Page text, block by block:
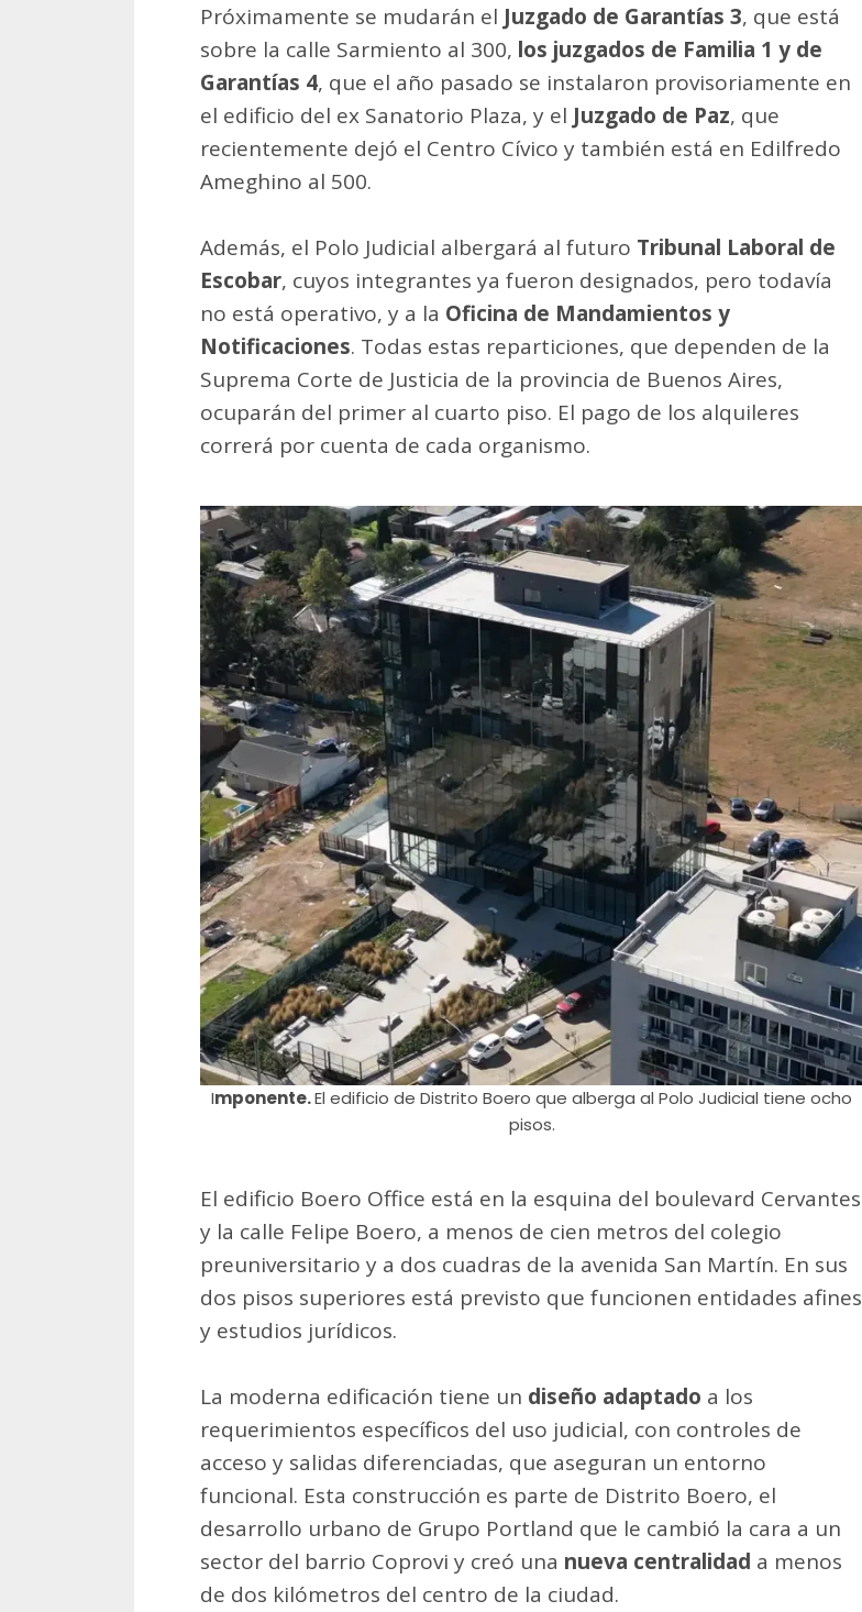
Próximamente se mudarán el Juzgado de Garantías 3, que está
sobre la calle Sarmiento al 300, los juzgados de Familia 1 y de
Garantías 4, que el año pasado se instalaron provisoriamente en
el edificio del ex Sanatorio Plaza, y el Juzgado de Paz, que
recientemente dejó el Centro Cívico y también está en Edilfredo
Ameghino al 500.
Además, el Polo Judicial albergará al futuro Tribunal Laboral de
Escobar, cuyos integrantes ya fueron designados, pero todavía
no está operativo, y a la Oficina de Mandamientos y
Notificaciones. Todas estas reparticiones, que dependen de la
Suprema Corte de Justicia de la provincia de Buenos Aires,
ocuparán del primer al cuarto piso. El pago de los alquileres
correrá por cuenta de cada organismo.
Imponente.El edificio de Distrito Boero que alberga al Polo Judicial tiene ocho
pisos.
El edificio Boero Office está en la esquina del boulevard Cervantes
y la calle Felipe Boero, a menos de cien metros del colegio
preuniversitario y a dos cuadras de la avenida San Martín. En sus
dos pisos superiores está previsto que funcionen entidades afines
y estudios jurídicos.
La moderna edificación tiene un diseño adaptado a los
requerimientos específicos del uso judicial, con controles de
acceso y salidas diferenciadas, que aseguran un entorno
funcional. Esta construcción es parte de Distrito Boero, el
desarrollo urbano de Grupo Portland que le cambió la cara a un
sector del barrio Coprovi y creó una nueva centralidad a menos
de dos kilómetros del centro de la ciudad.